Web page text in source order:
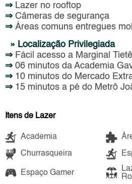
⇒ Lazer no rooftop
⇒ Câmeras de segurança
⇒ Áreas comuns entregues
» Localização Privilegiada
⇒ Fácil acesso a Marginal
⇒ 06 minutos da Academia
⇒ 10 minutos do Mercado
⇒ 15 minutos a pé do Metrô
Itens de Lazer
Academia
Churrasqueira
Espaço Gamer